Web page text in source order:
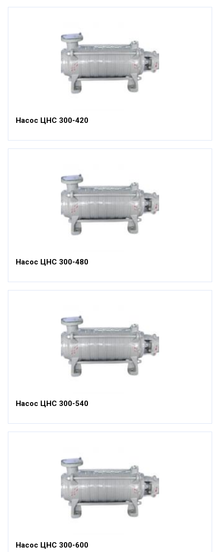
Насос ЦНС 300-420
Насос ЦНС 300-480
Насос ЦНС 300-540
Насос ЦНС 300-600